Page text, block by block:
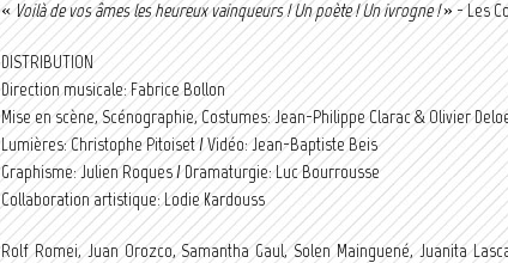
« Voilà de vos âmes les heureux vainqueurs ! Un poète ! Un ivrogne !» - Les
DISTRIBUTION
Direction musicale: Fabrice Bollon
Mise en scène, Scénographie, Costumes: Jean-Philippe Clarac & Olivier
Lumières: Christophe Pitoiset / Vidéo: Jean-Baptiste Beis
Graphisme: Julien Roques / Dramaturgie: Luc Bourrousse
Collaboration artistique: Lodie Kardouss
Rolf Romei, Juan Orozco, Samantha Gaul, Solen Mainguené, Juanita